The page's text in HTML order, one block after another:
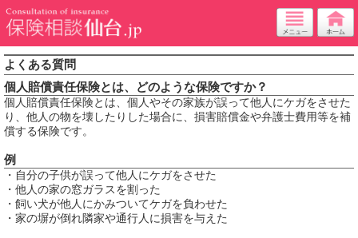
よくある質問
個人賠償責任保険とは、どのような保険ですか？
個人賠償責任保険とは、個人やその家族が誤って他人にケガをさせた
り、他人の物を壊したりした場合に、損害賠償金や弁護士費用等を補
償する保険です。
例
・自分の子供が誤って他人にケガをさせた
・他人の家の窓ガラスを割った
・飼い犬が他人にかみついてケガを負わせた
・家の塀が倒れ隣家や通行人に損害を与えた